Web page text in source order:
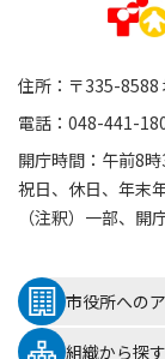
住所：〒335-8588
電話：048-441-
開庁時間：午前8
祝日、休日、年末
（注釈）一部、開
市役所への
組織から探す